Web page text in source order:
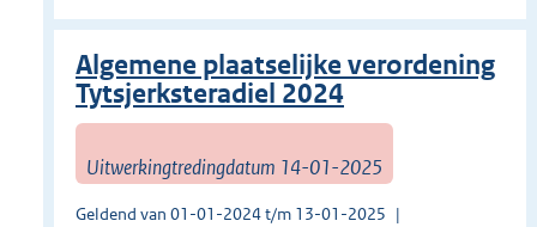
Algemene plaatselijke verordening
Tytsjerksteradiel 2024
Uitwerkingtredingdatum 14-01-2025
Geldend van 01-01-2024 t/m 13-01-2025